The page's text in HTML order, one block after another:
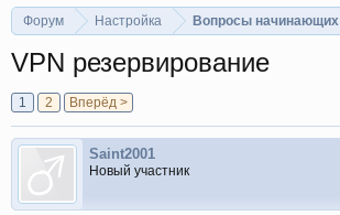
Форум Настройка Вопросы начинающих
VPN резервирование
1 2 Вперёд >
Saint2001
Новый участник